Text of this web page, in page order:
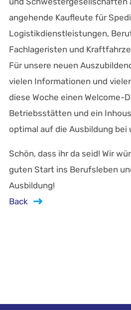
angehende Kaufleute für
Logistikdienstleistungen,
Fachlageristen und
Für unsere neuen
vielen Informationen und
diese Woche einen Welcome-
Betriebsstätten und ein
optimal auf die Ausbildung bei
Schön, dass ihr da seid! Wir
guten Start ins Berufsleben
Ausbildung!
Back